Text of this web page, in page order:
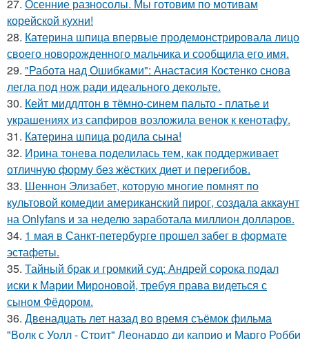
27. Осенние разносолы. Мы готовим по мотивам
корейской кухни!
28. Катерина шпица впервые продемонстрировала лицо
своего новорожденного мальчика и сообщила его имя.
29. "Работа над Ошибками": Анастасия Костенко снова
легла под нож ради идеального декольте.
30. Кейт миддлтон в тёмно-синем пальто - платье и
украшениях из сапфиров возложила венок к кенотафу.
31. Катерина шпица родила сына!
32. Ирина тонева поделилась тем, как поддерживает
отличную форму без жёстких диет и перегибов.
33. Шеннон Элизабет, которую многие помнят по
культовой комедии американский пирог, создала аккаунт
на Onlyfans и за неделю заработала миллион долларов.
34. 1 мая в Санкт-петербурге прошел забег в формате
эстафеты.
35. Тайный брак и громкий суд: Андрей сорока подал
иски к Марии Мироновой, требуя права видеться с
сыном Фёдором.
36. Двенадцать лет назад во время съёмок фильма
"Волк с Уолл - Стрит" Леонардо ди каприо и Марго Робби